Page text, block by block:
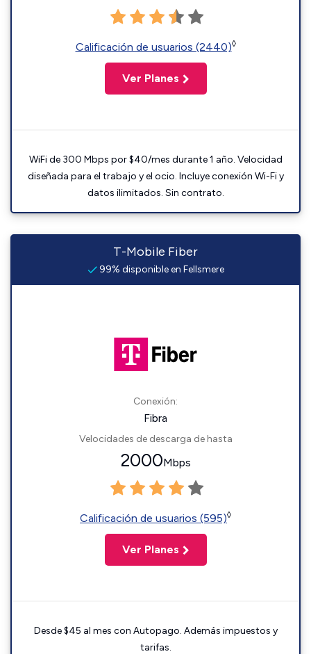
Calificación de usuarios (2440)◊
Ver Planes
WiFi de 300 Mbps por $40/mes durante 1 año. Velocidad
diseñada para el trabajo y el ocio. Incluye conexión Wi-Fi y
datos ilimitados. Sin contrato.
T-Mobile Fiber
99% disponible en Fellsmere
Conexión:
Fibra
Velocidades de descarga de hasta
2000Mbps
Calificación de usuarios (595)◊
Ver Planes
Desde $45 al mes con Autopago. Además impuestos y
tarifas.